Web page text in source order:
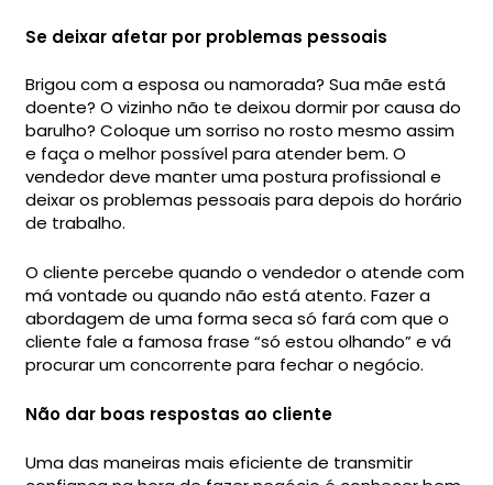
Se deixar afetar por problemas pessoais
Brigou com a esposa ou namorada? Sua mãe está
doente? O vizinho não te deixou dormir por causa do
barulho? Coloque um sorriso no rosto mesmo assim
e faça o melhor possível para atender bem. O
vendedor deve manter uma postura profissional e
deixar os problemas pessoais para depois do horário
de trabalho.
O cliente percebe quando o vendedor o atende com
má vontade ou quando não está atento. Fazer a
abordagem de uma forma seca só fará com que o
cliente fale a famosa frase “só estou olhando” e vá
procurar um concorrente para fechar o negócio.
Não dar boas respostas ao cliente
Uma das maneiras mais eficiente de transmitir